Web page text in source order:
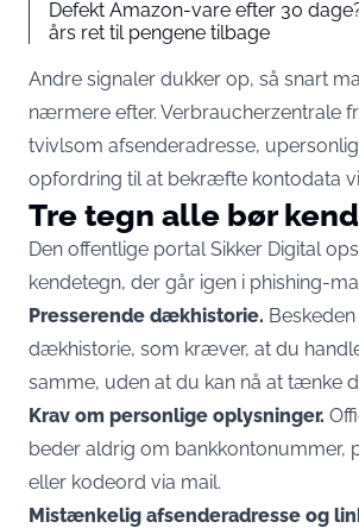
Defekt Amazon-vare efter 30
års ret til pengene tilbage
Andre signaler dukker op, så snart
nærmere efter. Verbraucherzentrale
tvivlsom afsenderadresse,
opfordring til at bekræfte kontodata
Tre tegn alle bør
Den offentlige portal Sikker Digital
kendetegn, der går igen i phishing-
Presserende dækhistorie.
dækhistorie, som kræver, at du
samme, uden at du kan nå at tænke
Krav om personlige oplysninger.
beder aldrig om bankkontonummer,
eller kodeord via mail.
Mistænkelig afsenderadresse og